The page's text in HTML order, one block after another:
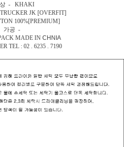
- KHAKI
JK [OVERFIT]
100%[PREMIUM]
가공 -
MADE IN CHNIA
TEL : 02 . 6235 . 7190